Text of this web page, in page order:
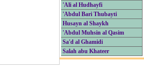
'Ali al Hudhayfi
'Abdul Bari Thubayti
Husayn al Shaykh
'Abdul Muhsin al Qasim
Sa'd al Ghamidi
Salah abu Khateer